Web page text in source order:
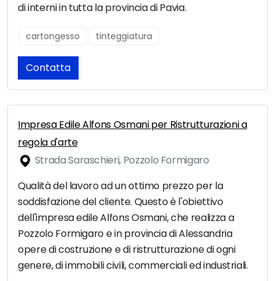
di interni in tutta la provincia di Pavia.
cartongesso tinteggiatura
Contatta
Impresa Edile Alfons Osmani per Ristrutturazioni a
regola d'arte
Strada Saraschieri, Pozzolo Formigaro
Qualità del lavoro ad un ottimo prezzo per la
soddisfazione del cliente. Questo è l'obiettivo
dell'impresa edile Alfons Osmani, che realizza a
Pozzolo Formigaro e in provincia di Alessandria
opere di costruzione e di ristrutturazione di ogni
genere, di immobili civili, commerciali ed industriali.